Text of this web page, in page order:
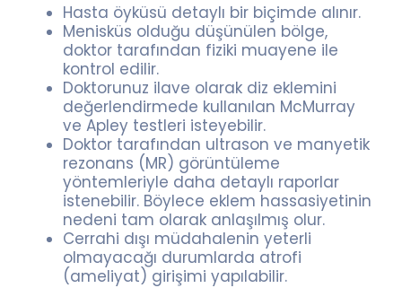
Hasta öyküsü detaylı bir biçimde alınır.
Menisküs olduğu düşünülen bölge,
doktor tarafından fiziki muayene ile
kontrol edilir.
Doktorunuz ilave olarak diz eklemini
değerlendirmede kullanılan McMurray
ve Apley testleri isteyebilir.
Doktor tarafından ultrason ve manyetik
rezonans (MR) görüntüleme
yöntemleriyle daha detaylı raporlar
istenebilir. Böylece eklem hassasiyetinin
nedeni tam olarak anlaşılmış olur.
Cerrahi dışı müdahalenin yeterli
olmayacağı durumlarda atrofi
(ameliyat) girişimi yapılabilir.